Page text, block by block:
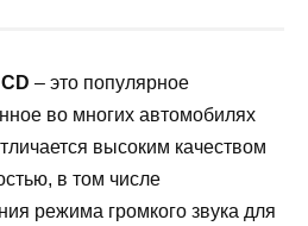
– это популярное
во многих автомобилях
высоким качеством
в том числе
режима громкого звука для